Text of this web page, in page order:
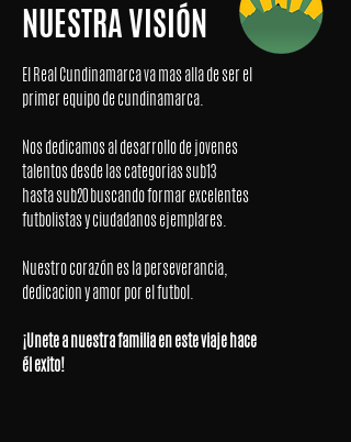
NUESTRA VISIÓN
El Real Cundinamarca va mas alla de ser el
primer equipo de cundinamarca.
Nos dedicamos al desarrollo de jovenes
talentos desde las categorias sub13
hasta sub20 buscando formar excelentes
futbolistas y ciudadanos ejemplares.
Nuestro corazón es la perseverancia,
dedicacion y amor por el futbol.
¡Unete a nuestra familia en este viaje hace
él exito!